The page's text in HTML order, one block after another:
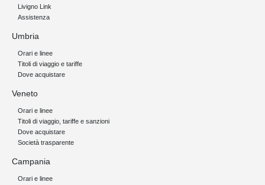
Livigno Link
Assistenza
Umbria
Orari e linee
Titoli di viaggio e tariffe
Dove acquistare
Veneto
Orari e linee
Titoli di viaggio, tariffe e sanzioni
Dove acquistare
Società trasparente
Campania
Orari e linee